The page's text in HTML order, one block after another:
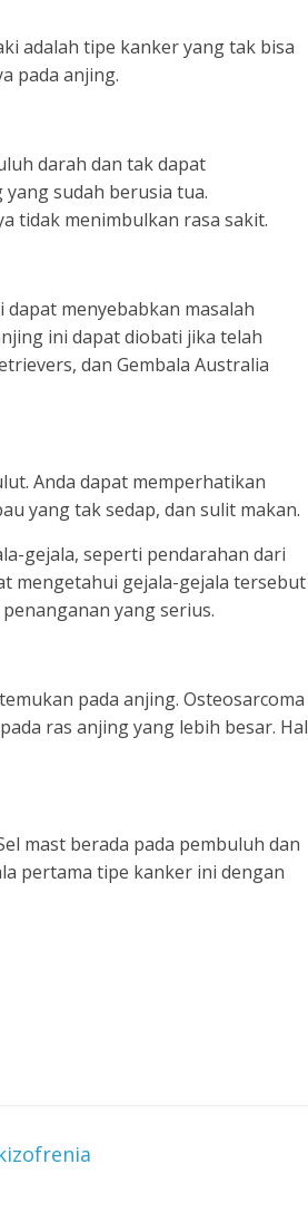
adalah tipe kanker yang tak bisa
pada anjing.
darah dan tak dapat
sudah berusia tua.
tidak menimbulkan rasa sakit.
menyebabkan masalah
ini dapat diobati jika telah
dan Gembala Australia
Anda dapat memperhatikan
yang tak sedap, dan sulit makan.
gejala, seperti pendarahan dari
mengetahui gejala-gejala tersebut
yang serius.
pada anjing. Osteosarcoma
ras anjing yang lebih besar. Hal
mast berada pada pembuluh dan
pertama tipe kanker ini dengan